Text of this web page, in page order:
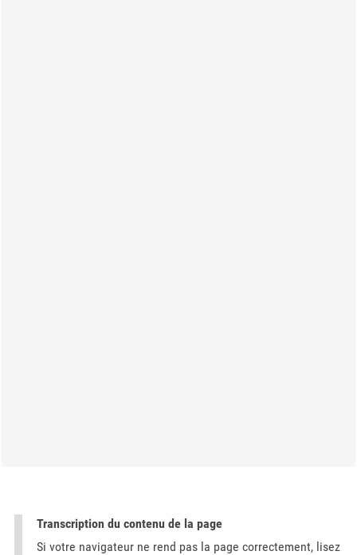
Transcription du contenu de la page
Si votre navigateur ne rend pas la page correctement, lisez